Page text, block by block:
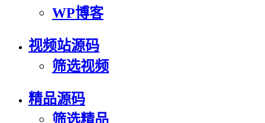
WP博客
视频站源码
筛选视频
精品源码
筛选精品